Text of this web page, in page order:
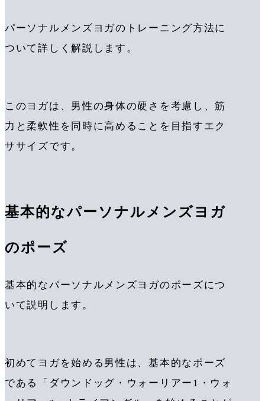
パーソナルメンズヨガのトレーニング方法に
ついて詳しく解説します。
このヨガは、男性の身体の硬さを考慮し、筋
力と柔軟性を同時に高めることを目指すエク
ササイズです。
基本的なパーソナルメンズヨガ
のポーズ
基本的なパーソナルメンズヨガのポーズにつ
いて説明します。
初めてヨガを始める男性は、基本的なポーズ
である「ダウンドッグ・ウォーリアー1・ウォ